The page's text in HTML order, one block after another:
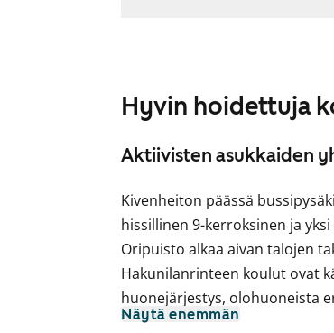
Hyvin hoidettuja
Aktiivisten asukkaiden
Kivenheiton päässä
hissillinen 9-kerroksinen ja
Oripuisto alkaa aivan talojen
Hakunilanrinteen koulut ovat
huonejärjestys, olohuoneista
pohjaratkaisut.
Näytä enemmän